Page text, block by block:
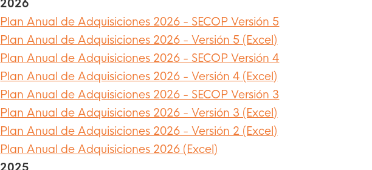
2026
Plan Anual de Adquisiciones 2026 - SECOP Versión 5
Plan Anual de Adquisiciones 2026 - Versión 5 (Excel)
Plan Anual de Adquisiciones 2026 - SECOP Versión 4
Plan Anual de Adquisiciones 2026 - Versión 4 (Excel)
Plan Anual de Adquisiciones 2026 - SECOP Versión 3
Plan Anual de Adquisiciones 2026 - Versión 3 (Excel)
Plan Anual de Adquisiciones 2026 - Versión 2 (Excel)
Plan Anual de Adquisiciones 2026 (Excel)